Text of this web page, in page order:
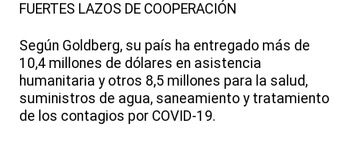
FUERTES LAZOS DE COOPERACIÓN
Según Goldberg, su país ha entregado más de
10,4 millones de dólares en asistencia
humanitaria y otros 8,5 millones para la salud,
suministros de agua, saneamiento y tratamiento
de los contagios por COVID-19.